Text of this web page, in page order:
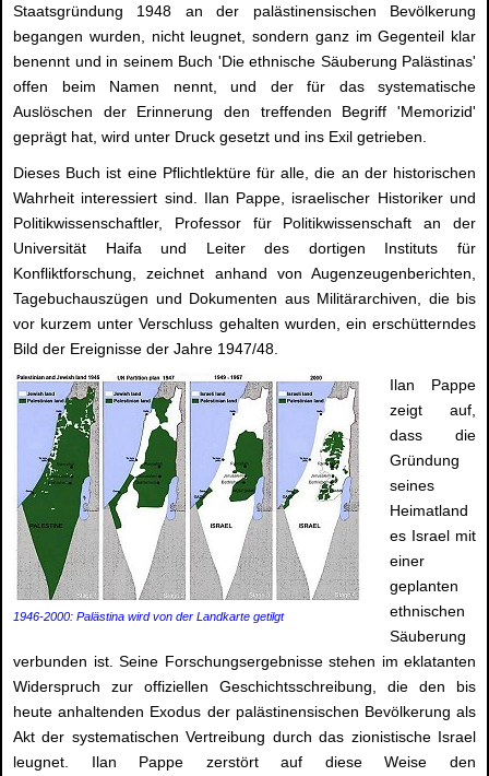
Staatsgründung 1948 an der palästinensischen Bevölkerung
begangen wurden, nicht leugnet, sondern ganz im Gegenteil klar
benennt und in seinem Buch 'Die ethnische Säuberung Palästinas'
offen beim Namen nennt, und der für das systematische
Auslöschen der Erinnerung den treffenden Begriff 'Memorizid'
geprägt hat, wird unter Druck gesetzt und ins Exil getrieben.
Dieses Buch ist eine Pflichtlektüre für alle, die an der historischen
Wahrheit interessiert sind. Ilan Pappe, israelischer Historiker und
Politikwissenschaftler, Professor für Politikwissenschaft an der
Universität Haifa und Leiter des dortigen Instituts für
Konfliktforschung, zeichnet anhand von Augenzeugenberichten,
Tagebuchauszügen und Dokumenten aus Militärarchiven, die bis
vor kurzem unter Verschluss gehalten wurden, ein erschütterndes
Bild der Ereignisse der Jahre 1947/48.
1946-2000: Palästina wird von der Landkarte getilgt
Ilan Pappe
zeigt auf,
dass die
Gründung
seines
Heimatland
es Israel mit
einer
geplanten
ethnischen
Säuberung
verbunden ist. Seine Forschungsergebnisse stehen im eklatanten
Widerspruch zur offiziellen Geschichtsschreibung, die den bis
heute anhaltenden Exodus der palästinensischen Bevölkerung als
Akt der systematischen Vertreibung durch das zionistische Israel
leugnet. Ilan Pappe zerstört auf diese Weise den